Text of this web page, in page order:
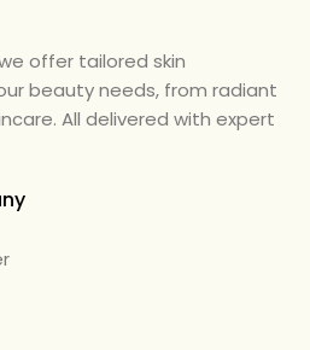
offer tailored skin
beauty needs, from radiant
All delivered with expert